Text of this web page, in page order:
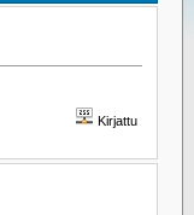
Kirjattu